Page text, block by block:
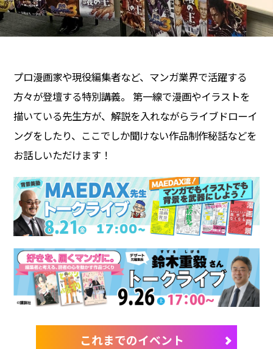
プロ漫画家や現役編集者など、マンガ業界で活躍する
方々が登壇する特別講義。 第一線で漫画やイラストを
描いている先生方が、解説を入れながらライブドローイ
ングをしたり、ここでしか聞けない作品制作秘話などを
お話しいただけます！
これまでのイベント